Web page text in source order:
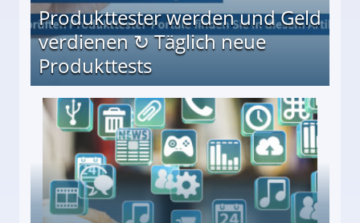
Produkttester werden und Geld
verdienen ↻ Täglich neue
Produkttests
↻ Täglich neue Produkttests